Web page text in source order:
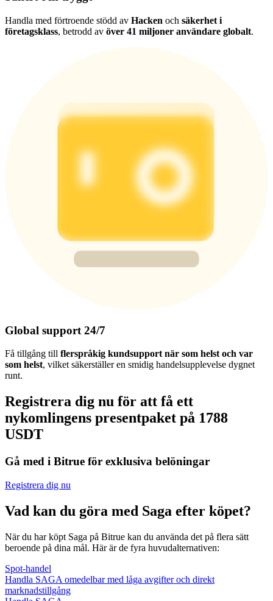
Handla med förtroende stödd av Hacken och säkerhet i
företagsklass, betrodd av över 41 miljoner användare globalt.
Global support 24/7
Få tillgång till flerspråkig kundsupport när som helst och var
som helst, vilket säkerställer en smidig handelsupplevelse dygnet
runt.
Registrera dig nu för att få ett
nykomlingens presentpaket på 1788
USDT
Gå med i Bitrue för exklusiva belöningar
Registrera dig nu
Vad kan du göra med Saga efter köpet?
När du har köpt Saga på Bitrue kan du använda det på flera sätt
beroende på dina mål. Här är de fyra huvudalternativen:
Spot-handel
Handla SAGA omedelbar med låga avgifter och direkt
marknadstillgång